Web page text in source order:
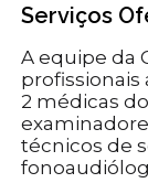
Serviços
A equipe da
2 médicas
técnicos de